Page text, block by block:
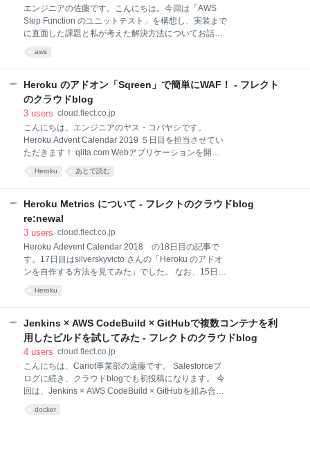
表にも書かれているとおり、これにより例えば会議室
参加者間でホワイトボードを共有したり、絵文字のや
り取りを簡単に行えたりします。 また、活用の仕方に
よっては、参加者のミュートを強制するなど会議室の
エンジニアの佐藤です。こんにちは。今回は「AWS
Step Function のユニットテスト」を構想し、実装まで
に直面した課題と私が考えた解決方法についてお話し
する仕掛けです。 AWS には古来から様々なワークフ
ロー支援サービスがありますが、その中では最も新し
いものです。 ことの始まり 筆者はある日、とある業務
た。AWSでやってくれという話でしたので、AWSの各
種サービスを比較検討し、最終的にStep Functionsを
選択しました。重視したポイントは以下のようなもの
です。 拡張性が高い。 高可用性設計。 ワークフロー
aws
Heroku のアドオン「Sqreen」で簡単にWAF！ - フレクト
のクラウドblog
3 users cloud.flect.co.jp
こんにちは。エンジニアのヤス・コバヤシです。
Heroku Advent Calendar 2019 ５日目を担当させてい
ただきます！ qiita.com Webアプリケーションを開発
するにあたって気をつけなければいけないのはセキュ
リティ対策ですよね。 OWASPトップ10とかブルート
りとか、脆弱性を悪用した攻撃にどう対処していくか
は悩みどころです。 いくらWEB APIやREST APIの仕
様に沿ってガチガチにガードしたと言っても、それは
てチェックすることになるので、フレームワークやラ
イブラリに脆弱性があったらひとたまりもありませ
ん。 ですのでWebアプリケーションに届く前にガード
する必要があるわけですね。 それが皆さんご存知の
Heroku あとで読む
Heroku Metrics について - フレクトのクラウドblog
re:newal
3 users cloud.flect.co.jp
Heroku Adevent Calendar 2018 の18日目の記事で
す。17日目はsilverskyvicto さんの「Heroku のアドオ
ンを自作する方法を見てみた」でした。 なお、15日目
が、肩書は社長です。 Heroku の強み Heroku を使い
はじめてから気づく魅力の一つに、標準で用意されて
いる機能の豊富さが挙げられます。たとえば
ョン、Pipelines/Heroku CIでのCI/CD、CLIやAPIなど
など… マネージドという言葉でIaaSプラットフォーム
もたくさんの機能を複雑な設定なく利用できるように
なりましたが、開発者がプログラミン
Heroku
Jenkins × AWS CodeBuild × GitHubで複数コンテナを利
用したビルドを試してみた - フレクトのクラウドblog
4 users cloud.flect.co.jp
こんにちは、Cariot事業部の遠藤です。 Salesforceブ
ログに続き、クラウドblogでも初投稿になります。 今
回は、Jenkins × AWS CodeBuild × GitHubを組み合わ
docker